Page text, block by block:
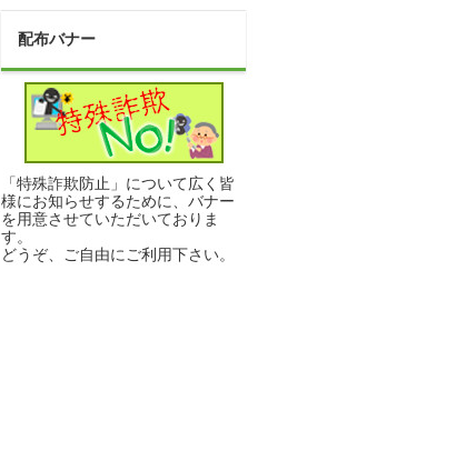
配布バナー
「特殊詐欺防止」について広く皆
様にお知らせするために、バナー
を用意させていただいておりま
す。
どうぞ、ご自由にご利用下さい。